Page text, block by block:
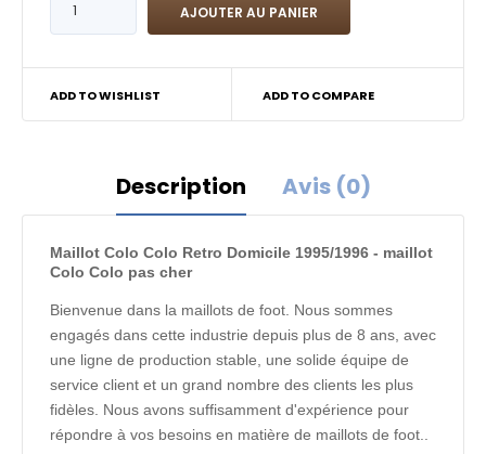
ADD TO WISHLIST ADD TO COMPARE
Description Avis (0)
Maillot Colo Colo Retro Domicile 1995/1996 - maillot
Colo Colo pas cher
Bienvenue dans la maillots de foot. Nous sommes
engagés dans cette industrie depuis plus de 8 ans, avec
une ligne de production stable, une solide équipe de
service client et un grand nombre des clients les plus
fidèles. Nous avons suffisamment d'expérience pour
répondre à vos besoins en matière de maillots de foot..